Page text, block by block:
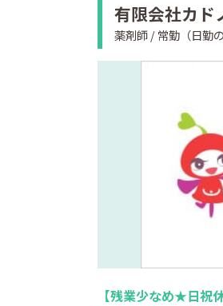
有限会社カド
薬剤師 / 常勤（日勤
【残業少なめ★日祝